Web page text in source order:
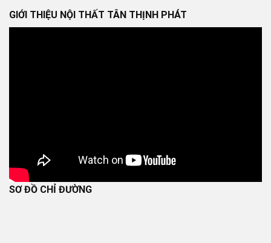
GIỚI THIỆU NỘI THẤT TÂN THỊNH PHÁT
SƠ ĐỒ CHỈ ĐƯỜNG